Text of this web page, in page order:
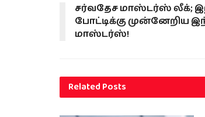
சர்வதேச மாஸ்டர்ஸ் லீக்;
போட்டிக்கு முன்னேறிய
மாஸ்டர்ஸ்!
RelatedPosts